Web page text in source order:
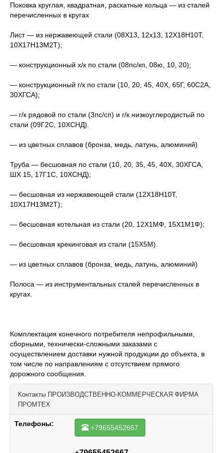
Поковка круглая, квадратная, раскатные кольца — из сталей
перечисленных в кругах
Лист — из нержавеющей стали (08Х13, 12х13, 12Х18Н10Т,
10Х17Н13М2Т);
— конструкционный х/к по стали (08пс/кп, 08ю, 10, 20);
— конструкционный г/к по стали (10, 20, 45, 40Х, 65Г, 60С2А,
30ХГСА);
— г/к рядовой по стали (3пс/сп) и г/к низкоуглеродистый по
стали (09Г2С, 10ХСНД).
— из цветных сплавов (бронза, медь, латунь, алюминий)
Труба — бесшовная по стали (10, 20, 35, 45, 40Х, 30ХГСА,
ШХ 15, 17Г1С, 10ХСНД);
— бесшовная из нержавеющей стали (12Х18Н10Т,
10Х17Н13М2Т);
— бесшовная котельная из стали (20, 12Х1МФ, 15Х1М1Ф);
— бесшовная крекинговая из стали (15Х5М).
— из цветных сплавов (бронза, медь, латунь, алюминий)
Полоса — из инструментальных сталей перечисленных в
кругах.
Комплектация конечного потребителя непрофильными,
сборными, технически-сложными заказами с
осуществлением доставки нужной продукции до объекта, в
том числе по направлениям с отсутствием прямого
дорожного сообщения.
Контакты ПРОИЗВОДСТВЕННО-КОММЕРЧЕСКАЯ ФИРМА
ПРОМТЕХ
Телефоны: +79655452667